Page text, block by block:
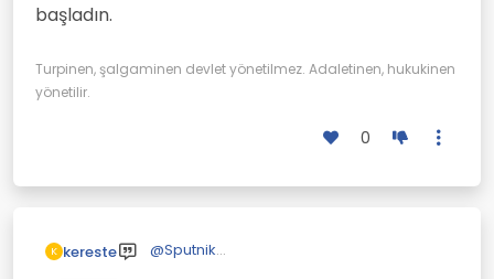
başladın.
Turpinen, şalgaminen devlet yönetilmez. Adaletinen, hukukinen
yönetilir.
0
K kereste @Sputnik